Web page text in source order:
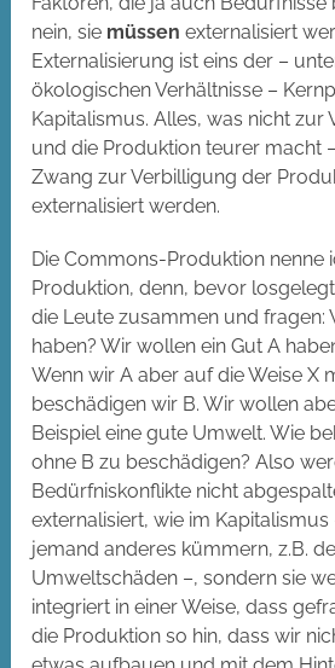
nein, sie müssen externalisiert
Externalisierung ist eins der –
ökologischen Verhältnisse –
Kapitalismus. Alles, was nicht
und die Produktion teurer macht
Zwang zur Verbilligung der
externalisiert werden.
Die Commons-Produktion nenne
Produktion, denn, bevor
die Leute zusammen und fragen:
haben? Wir wollen ein Gut A
Wenn wir A aber auf die Weise X
beschädigen wir B. Wir wollen
Beispiel eine gute Umwelt. Wie
ohne B zu beschädigen? Also
Bedürfniskonflikte nicht
externalisiert, wie im
jemand anderes kümmern, z.B.
Umweltschäden –, sondern sie
integriert in einer Weise, dass
die Produktion so hin, dass wir